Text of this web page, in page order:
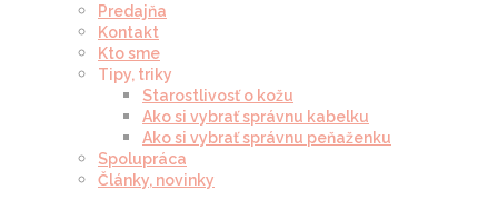
Predajňa
Kontakt
Kto sme
Tipy, triky
Starostlivosť o kožu
Ako si vybrať správnu kabelku
Ako si vybrať správnu peňaženku
Spolupráca
Články, novinky